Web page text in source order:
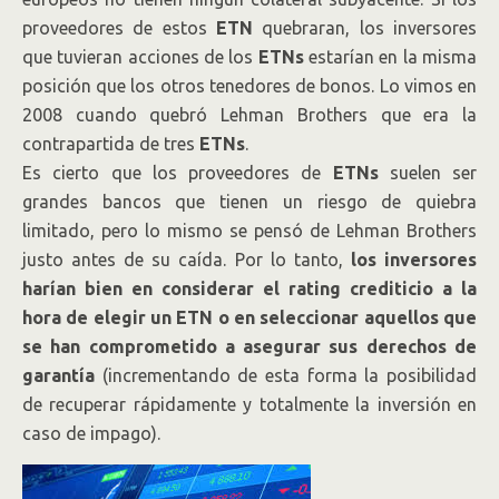
proveedores de estos
ETN
quebraran, los inversores
que tuvieran acciones de los ETNsestarían en la misma
posición que los otros tenedores de bonos. Lo vimos en
2008 cuando quebró Lehman Brothers que era la
contrapartida de tres ETNs.
Es cierto que los proveedores de
ETNssuelen ser
grandes bancos que tienen un riesgo de quiebra
limitado, pero lo mismo se pensó de Lehman Brothers
justo antes de su caída. Por lo tanto, los inversores
harían bien en considerar el rating crediticio a la
hora de elegir un ETN o en seleccionar aquellos que
se han comprometido a asegurar sus derechos de
garantía (incrementando de esta forma la posibilidad
de recuperar rápidamente y totalmente la inversión en
caso de impago).